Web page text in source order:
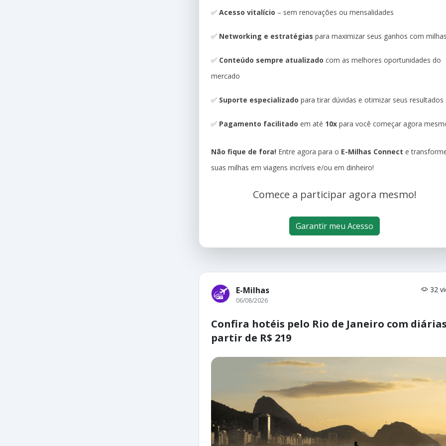
✅ Acesso vitalício – sem renovações ou mensalidades
✅ Networking e estratégias para maximizar seus ganhos com milhas
✅ Conteúdo sempre atualizado com as melhores oportunidades do
mercado
✅ Suporte especializado para tirar dúvidas e otimizar seus resultados
✅ Pagamento facilitado em até 10x para você começar agora
Não fique de fora! Entre agora para o E-Milhas Connect e
suas milhas em viagens incríveis e/ou em dinheiro!
Comece a participar agora mesmo!
Garantir meu Acesso
E-Milhas 32
06/08/2026
Confira hotéis pelo Rio de Janeiro com
partir de R$ 219